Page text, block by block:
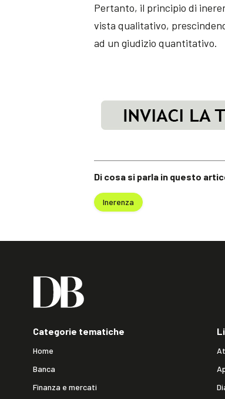
Di cosa si parla in questo
Inerenza
Pertanto, il principio di
vista qualitativo,
ad un giudizio quantitativo.
Categorie tematiche
Home
Banca
Finanza e mercati